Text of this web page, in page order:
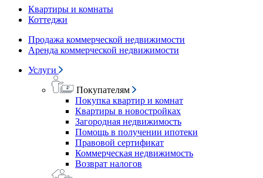
Квартиры и комнаты
Коттеджи
Продажа коммерческой недвижимости
Аренда коммерческой недвижимости
Услуги
Покупателям
Покупка квартир и комнат
Квартиры в новостройках
Загородная недвижимость
Помощь в получении ипотеки
Правовой сертификат
Коммерческая недвижимость
Возврат налогов